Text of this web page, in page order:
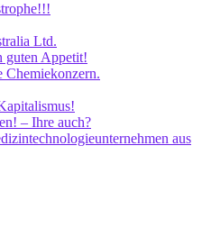
Ltd.
guten Appetit!
– Ihre auch?
aus